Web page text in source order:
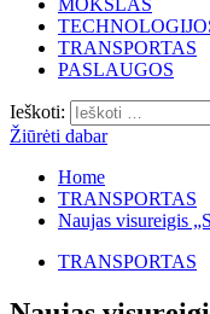
MOKSLAS
TRANSPORTAS
PASLAUGOS
Ieškoti:
Žiūrėti dabar
Home
TRANSPORTAS
Naujas visureigis
TRANSPORTAS